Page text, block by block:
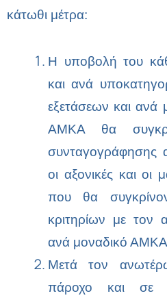
κάτωθι μέτρα:
Η υποβολή του
και ανά
εξετάσεων και ανά
ΑΜΚΑ θα
συνταγογράφησης
οι αξονικές και οι
που θα
κριτηρίων με τον
ανά μοναδικό
Mετά τον
πάροχο και σε